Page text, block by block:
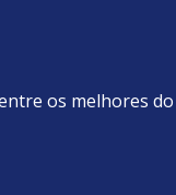
os melhores